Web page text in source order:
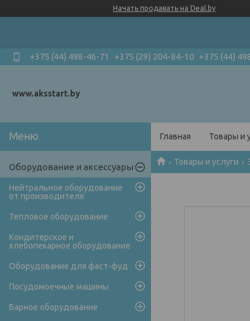
Начать продавать на Deal.by
+375 (44) 498-46-71 +375 (29) 204-84-10 +375 (44)
www.aksstart.by
Главная Товары и
Товары и услуги
Оборудование и аксессуары
Нейтральное оборудование
от производителя
Тепловое оборудование
Кондитерское и
хлебопекарное оборудование
Оборудование для фаст-фуд
Посудомоечные машины
Барное оборудование